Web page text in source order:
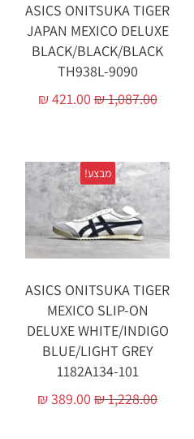
ASICS ONITSUKA TIGER
JAPAN MEXICO DELUXE
BLACK/BLACK/BLACK
TH938L-9090
₪1,087.00
₪421.00
מבצע!
ASICS ONITSUKA TIGER
MEXICO SLIP-ON
DELUXE WHITE/INDIGO
BLUE/LIGHT GREY
1182A134-101
₪1,228.00
₪389.00